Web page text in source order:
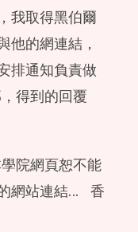
我取得黑伯爾
他的網連結，
排通知負責做
得到的回覆
院網頁恕不能
網站連結… 香